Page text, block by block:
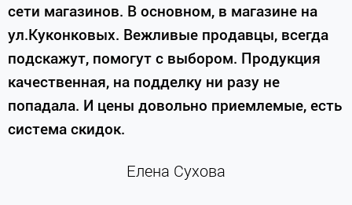
сети магазинов. В основном, в магазине на
ул.Куконковых. Вежливые продавцы, всегда
подскажут, помогут с выбором. Продукция
качественная, на подделку ни разу не
попадала. И цены довольно приемлемые, есть
система скидок.
Елена Сухова